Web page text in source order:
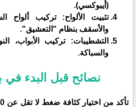
(أيبوكسي).
​تثبيت الألواح: تركيب ألواح
والأسقف بنظام "التعشيق".
​التشطيبات: تركيب الأبواب،
والسباكة.
​نصائح قبل البدء في